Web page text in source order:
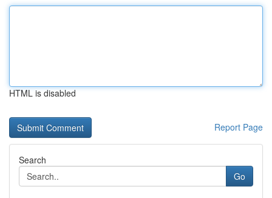
HTML is disabled
Report Page
Search
Go